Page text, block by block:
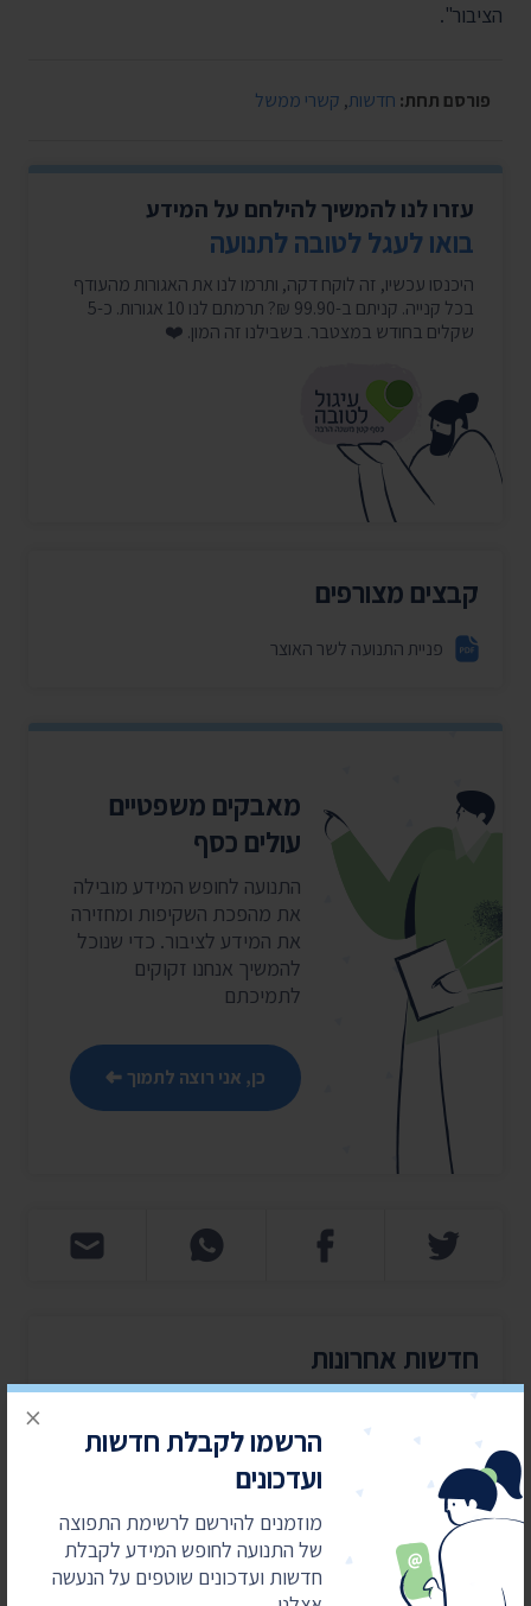
הרשמו לקבלת חדשות
ועדכונים
מוזמנים להירשם לרשימת התפוצה
של התנועה לחופש המידע לקבלת
חדשות ועדכונים שוטפים על הנעשה
×
הציבור".
פורסם תחת: חדשות, קשרי ממשל
עזרו לנו להמשיך להילחם על המידע
בואו לעגל לטובה לתנועה
היכנסו עכשיו, זה לוקח דקה, ותרמו לנו את האגורות מהעודף
בכל קנייה. קניתם ב-99.90 ₪? תרמתם לנו 10 אגורות. כ-5
שקלים בחודש במצטבר. בשבילנו זה המון. ❤️
קבצים מצורפים
פניית התנועה לשר האוצר
מאבקים משפטיים
עולים כסף
התנועה לחופש המידע מובילה
את מהפכת השקיפות ומחזירה
את המידע לציבור. כדי שנוכל
להמשיך אנחנו זקוקים
לתמיכתם
כן, אני רוצה לתמוך
חדשות אחרונות
חשפנו: דוחות הביקורת על לימודי ליבה במוסדות
עתרנו וחשפנו: יומן הפגישות של השרה עידית סילמן
ל-2025